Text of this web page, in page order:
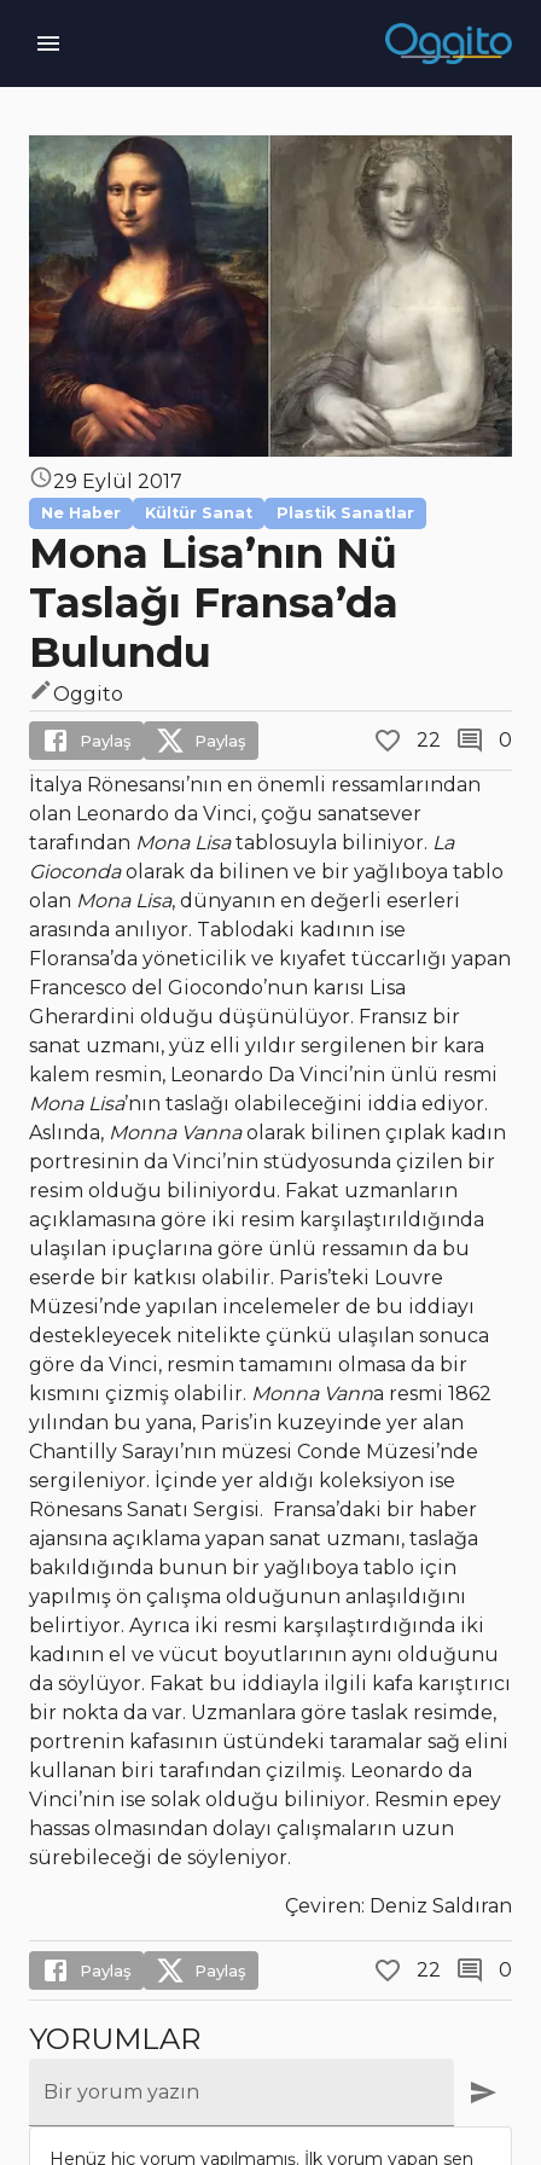
29 Eylül 2017
Ne Haber Kültür Sanat Plastik Sanatlar
Mona Lisa’nın Nü
Taslağı Fransa’da
Bulundu
Oggito
Paylaş Paylaş 22
0
İtalya Rönesansı’nın en önemli ressamlarından
olan Leonardo da Vinci, çoğu sanatsever
tarafından Mona Lisatablosuyla biliniyor. La
Giocondaolarak da bilinen ve bir yağlıboya tablo
olan Mona Lisa, dünyanın en değerli eserleri
arasında anılıyor. Tablodaki kadının ise
Floransa’da yöneticilik ve kıyafet tüccarlığı yapan
Francesco del Giocondo’nun karısı Lisa
Gherardini olduğu düşünülüyor. Fransız bir
sanat uzmanı, yüz elli yıldır sergilenen bir kara
kalem resmin, Leonardo Da Vinci’nin ünlü resmi
Mona Lisa’nın taslağı olabileceğini iddia ediyor.
Aslında, Monna Vannaolarak bilinen çıplak kadın
portresinin da Vinci’nin stüdyosunda çizilen bir
resim olduğu biliniyordu. Fakat uzmanların
açıklamasına göre iki resim karşılaştırıldığında
ulaşılan ipuçlarına göre ünlü ressamın da bu
eserde bir katkısı olabilir. Paris’teki Louvre
Müzesi’nde yapılan incelemeler de bu iddiayı
destekleyecek nitelikte çünkü ulaşılan sonuca
göre da Vinci, resmin tamamını olmasa da bir
kısmını çizmiş olabilir. Monna Vanna resmi 1862
yılından bu yana, Paris’in kuzeyinde yer alan
Chantilly Sarayı’nın müzesi Conde Müzesi’nde
sergileniyor. İçinde yer aldığı koleksiyon ise
Rönesans Sanatı Sergisi.
Fransa’daki bir haber
ajansına açıklama yapan sanat uzmanı, taslağa
bakıldığında bunun bir yağlıboya tablo için
yapılmış ön çalışma olduğunun anlaşıldığını
belirtiyor. Ayrıca iki resmi karşılaştırdığında iki
kadının el ve vücut boyutlarının aynı olduğunu
da söylüyor. Fakat bu iddiayla ilgili kafa karıştırıcı
bir nokta da var. Uzmanlara göre taslak resimde,
portrenin kafasının üstündeki taramalar sağ elini
kullanan biri tarafından çizilmiş. Leonardo da
Vinci’nin ise solak olduğu biliniyor. Resmin epey
hassas olmasından dolayı çalışmaların uzun
sürebileceği de söyleniyor.
Çeviren: Deniz Saldıran
Paylaş Paylaş 22 0
YORUMLAR
Bir yorum yazın
Henüz hiç yorum yapılmamış. İlk yorum yapan sen